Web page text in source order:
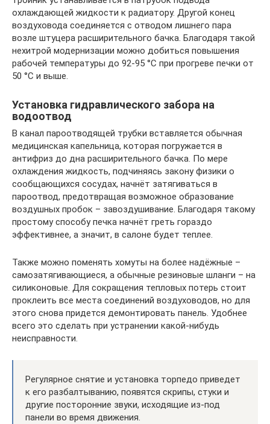
охлаждающей жидкости к радиатору. Другой конец
воздуховода соединяется с отводом лишнего пара
возле штуцера расширительного бачка. Благодаря такой
нехитрой модернизации можно добиться повышения
рабочей температуры до 92-95 °С при прогреве печки от
50 °С и выше.
Установка гидравлического забора на
водоотвод
В канал пароотводящей трубки вставляется обычная
медицинская капельница, которая погружается в
антифриз до дна расширительного бачка. По мере
охлаждения жидкость, подчиняясь закону физики о
сообщающихся сосудах, начнёт затягиваться в
пароотвод, предотвращая возможное образование
воздушных пробок – завоздушивание. Благодаря такому
простому способу печка начнёт греть гораздо
эффективнее, а значит, в салоне будет теплее.
Также можно поменять хомуты на более надёжные –
самозатягивающиеся, а обычные резиновые шланги – на
силиконовые. Для сокращения тепловых потерь стоит
проклеить все места соединений воздуховодов, но для
этого снова придется демонтировать панель. Удобнее
всего это сделать при устранении какой-нибудь
неисправности.
Регулярное снятие и установка торпедо приведет
к его разбалтыванию, появятся скрипы, стуки и
другие посторонние звуки, исходящие из-под
панели во время движения.